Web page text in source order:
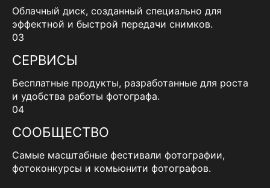
Облачный диск, созданный специально для
эффектной и быстрой передачи снимков.
03
СЕРВИСЫ
Бесплатные продукты, разработанные для роста
и удобства работы фотографа.
04
СООБЩЕСТВО
Самые масштабные фестивали фотографии,
фотоконкурсы и комьюнити фотографов.